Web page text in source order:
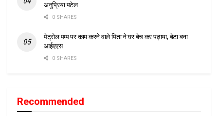
अनुप्रिया पटेल
0 SHARES
पेट्रोल पम्प पर काम करने वाले पिता ने घर बेच कर पढ़ाया, बेटा बना
आईएएस
0 SHARES
Recommended